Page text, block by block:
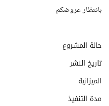
بانتظار عروضكم
حالة المشروع
تاريخ النشر
الميزانية
مدة التنفيذ